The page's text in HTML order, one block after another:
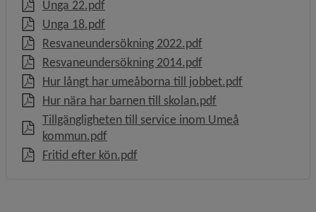
Unga 22.pdf, 7.4 MB, öppnas i nytt fönster.
Unga 18.pdf, 6 MB, öppnas i nytt fönster.
Resvaneundersökning 2022.pdf, 1.6 MB, öppnas i
Resvaneundersökning 2014.pdf, 5.5 MB, öppnas i
Hur långt har umeåborna till jobbet.pdf, 860.4 kB,
Hur nära har barnen till skolan.pdf, 2 MB, öppnas i
Tillgängligheten till service inom Umeå
kommun.pdf, 8 MB, öppnas i nytt fönster.
Fritid efter kön.pdf, 1.4 MB, öppnas i nytt fönster.